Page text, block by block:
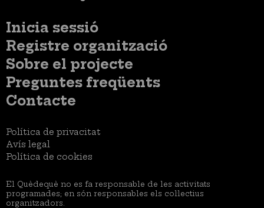
Menú
del
compte
d'usuari
Inicia sessió
Menú
usuari
no
loggat
Registre organització
Menú
Peu
Sobre el projecte
Preguntes freqüents
Contacte
Menú
Legal
Política de privacitat
Avís legal
Política de cookies
El Quèdequè no es fa responsable de les activitats
programades; en són responsables els col·lectius
organitzadors.